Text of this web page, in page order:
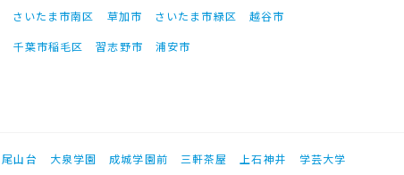
さいたま市南区 草加市 さいたま市緑区
越谷市
千葉市稲毛区 習志野市 浦安市
尾山台 大泉学園 成城学園前 三軒茶屋 上石神井
学芸大学